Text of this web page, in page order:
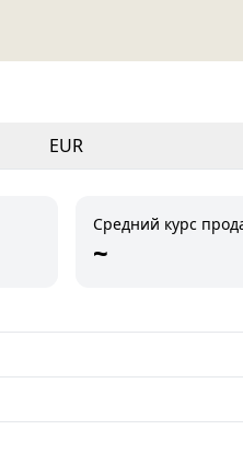
EUR
Средний курс
~